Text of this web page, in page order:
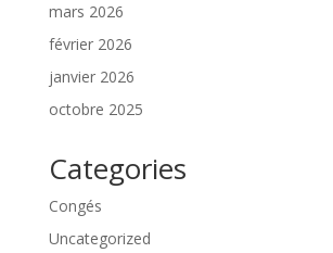
mars 2026
février 2026
janvier 2026
octobre 2025
Categories
Congés
Uncategorized